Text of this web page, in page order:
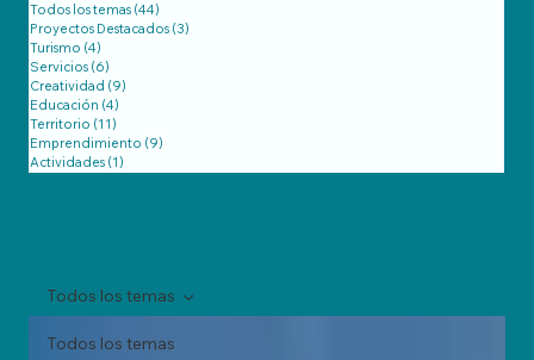
Todos los temas (44)
Proyectos Destacados (3)
Turismo (4)
Servicios (6)
Creatividad (9)
Educación (4)
Territorio (11)
Emprendimiento (9)
Actividades (1)
Todos los temas
Todos los temas